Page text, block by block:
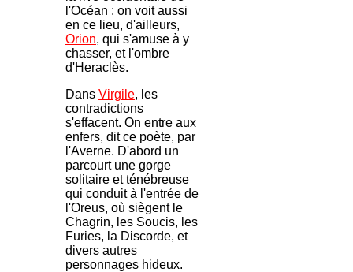
l'Océan : on voit aussi
en ce lieu, d'ailleurs,
Orion, qui s'amuse à y
chasser, et l'ombre
d'Heraclès.
Dans Virgile, les
contradictions
s'effacent. On entre aux
enfers, dit ce poète, par
l'Averne. D'abord un
parcourt une gorge
solitaire et ténébreuse
qui conduit à l'entrée de
l'Oreus, où siègent le
Chagrin, les Soucis, les
Furies, la Discorde, et
divers autres
personnages hideux.